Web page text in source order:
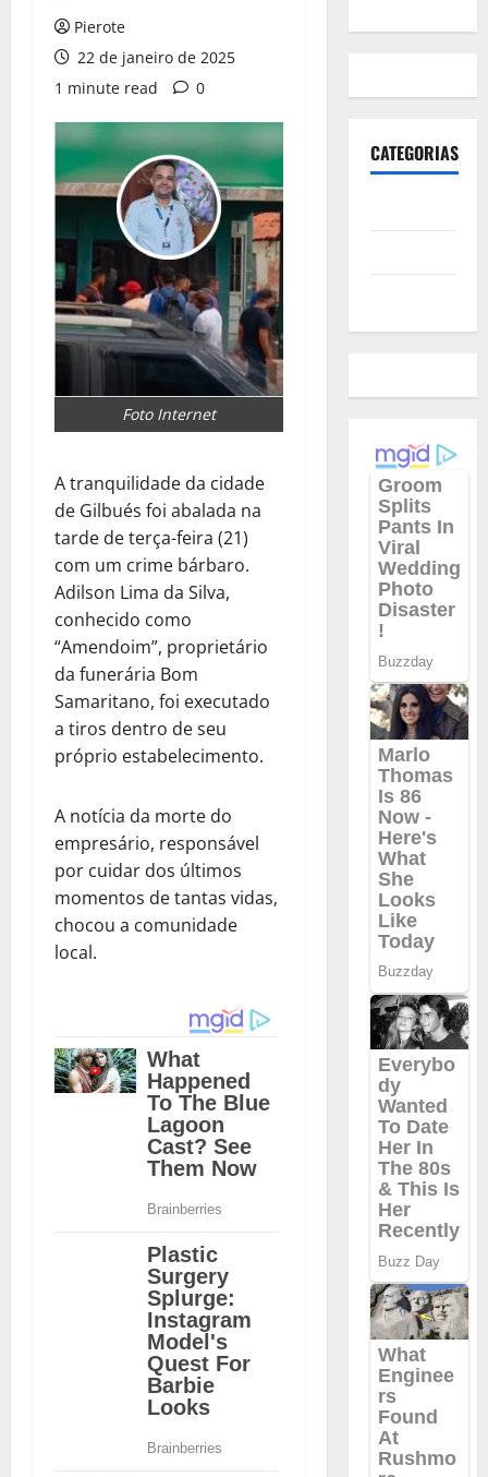
Pierote
22 de janeiro de 2025
1 minute read
0
Foto Internet
A tranquilidade da cidade
de Gilbués foi abalada na
tarde de terça-feira (21)
com um crime bárbaro.
Adilson Lima da Silva,
conhecido como
“Amendoim”, proprietário
da funerária Bom
Samaritano, foi executado
a tiros dentro de seu
próprio estabelecimento.
A notícia da morte do
empresário, responsável
por cuidar dos últimos
momentos de tantas vidas,
chocou a comunidade
local.
CATEGORIAS